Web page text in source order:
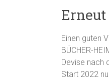
Erneut
Einen guten
BÜCHER-
Devise nach
Start 2022